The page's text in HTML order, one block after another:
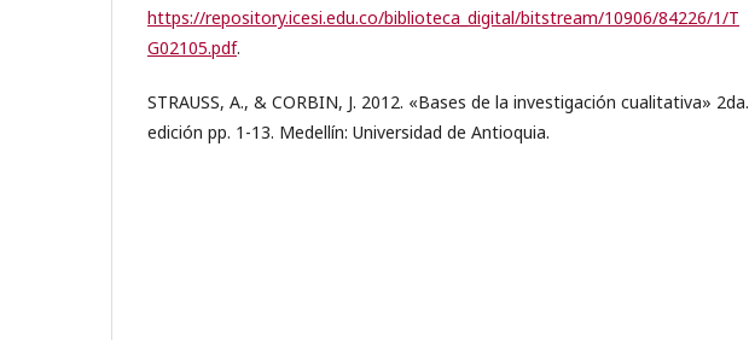
https://repository.icesi.edu.co/biblioteca_digital/bitstream/10906/84226/1/T
G02105.pdf.
STRAUSS, A., & CORBIN, J. 2012. «Bases de la investigación cualitativa» 2da.
edición pp. 1-13. Medellín: Universidad de Antioquia.